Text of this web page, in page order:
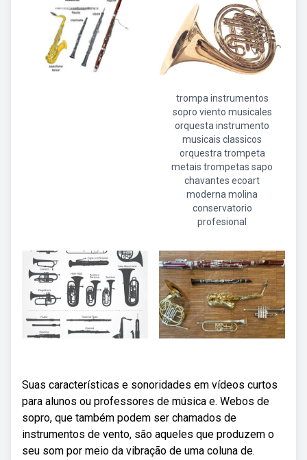
trompa instrumentos
sopro viento musicales
orquesta instrumento
musicais classicos
orquestra trompeta
metais trompetas sapo
chavantes ecoart
moderna molina
conservatorio
profesional
Suas características e sonoridades em vídeos curtos
para alunos ou professores de música e. Webos de
sopro, que também podem ser chamados de
instrumentos de vento, são aqueles que produzem o
seu som por meio da vibração de uma coluna de.